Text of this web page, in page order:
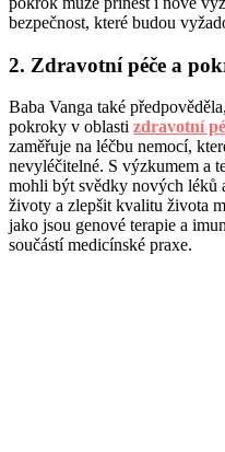
bezpečnost, které budou
2. Zdravotní péče a
Baba Vanga také
pokroky v oblasti zdravotní
zaměřuje na léčbu nemocí,
nevyléčitelné. S výzkumem a
mohli být svědky nových léků
životy a zlepšit kvalitu života
jako jsou genové terapie a
součástí medicínské praxe.